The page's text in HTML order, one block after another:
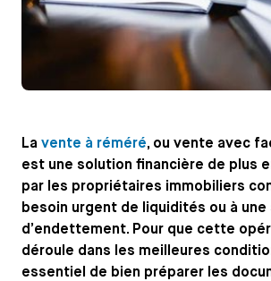
La vente à réméré, ou vente avec
est une solution financière de plus
par les propriétaires immobiliers
besoin urgent de liquidités ou à
d’endettement. Pour que cette
déroule dans les meilleures
essentiel de bien préparer les